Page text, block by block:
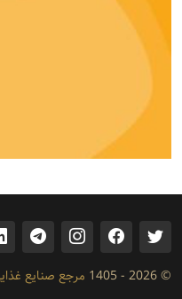
© 2026 - 1405 مرجع صنایع